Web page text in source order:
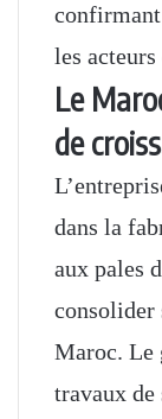
les
Le
de
dans la
aux pales
consolider
Maroc. Le
travaux de